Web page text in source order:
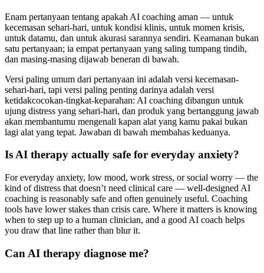
Enam pertanyaan tentang apakah AI coaching aman — untuk
kecemasan sehari-hari, untuk kondisi klinis, untuk momen krisis,
untuk datamu, dan untuk akurasi sarannya sendiri. Keamanan bukan
satu pertanyaan; ia empat pertanyaan yang saling tumpang tindih,
dan masing-masing dijawab beneran di bawah.
Versi paling umum dari pertanyaan ini adalah versi kecemasan-
sehari-hari, tapi versi paling penting darinya adalah versi
ketidakcocokan-tingkat-keparahan: AI coaching dibangun untuk
ujung distress yang sehari-hari, dan produk yang bertanggung jawab
akan membantumu mengenali kapan alat yang kamu pakai bukan
lagi alat yang tepat. Jawaban di bawah membahas keduanya.
Is AI therapy actually safe for everyday anxiety?
For everyday anxiety, low mood, work stress, or social worry — the
kind of distress that doesn’t need clinical care — well-designed AI
coaching is reasonably safe and often genuinely useful. Coaching
tools have lower stakes than crisis care. Where it matters is knowing
when to step up to a human clinician, and a good AI coach helps
you draw that line rather than blur it.
Can AI therapy diagnose me?